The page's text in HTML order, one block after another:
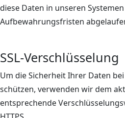
diese Daten in unseren
Aufbewahrungsfristen
SSL-Verschlüsselung
Um die Sicherheit Ihrer Daten
schützen, verwenden wir dem
entsprechende